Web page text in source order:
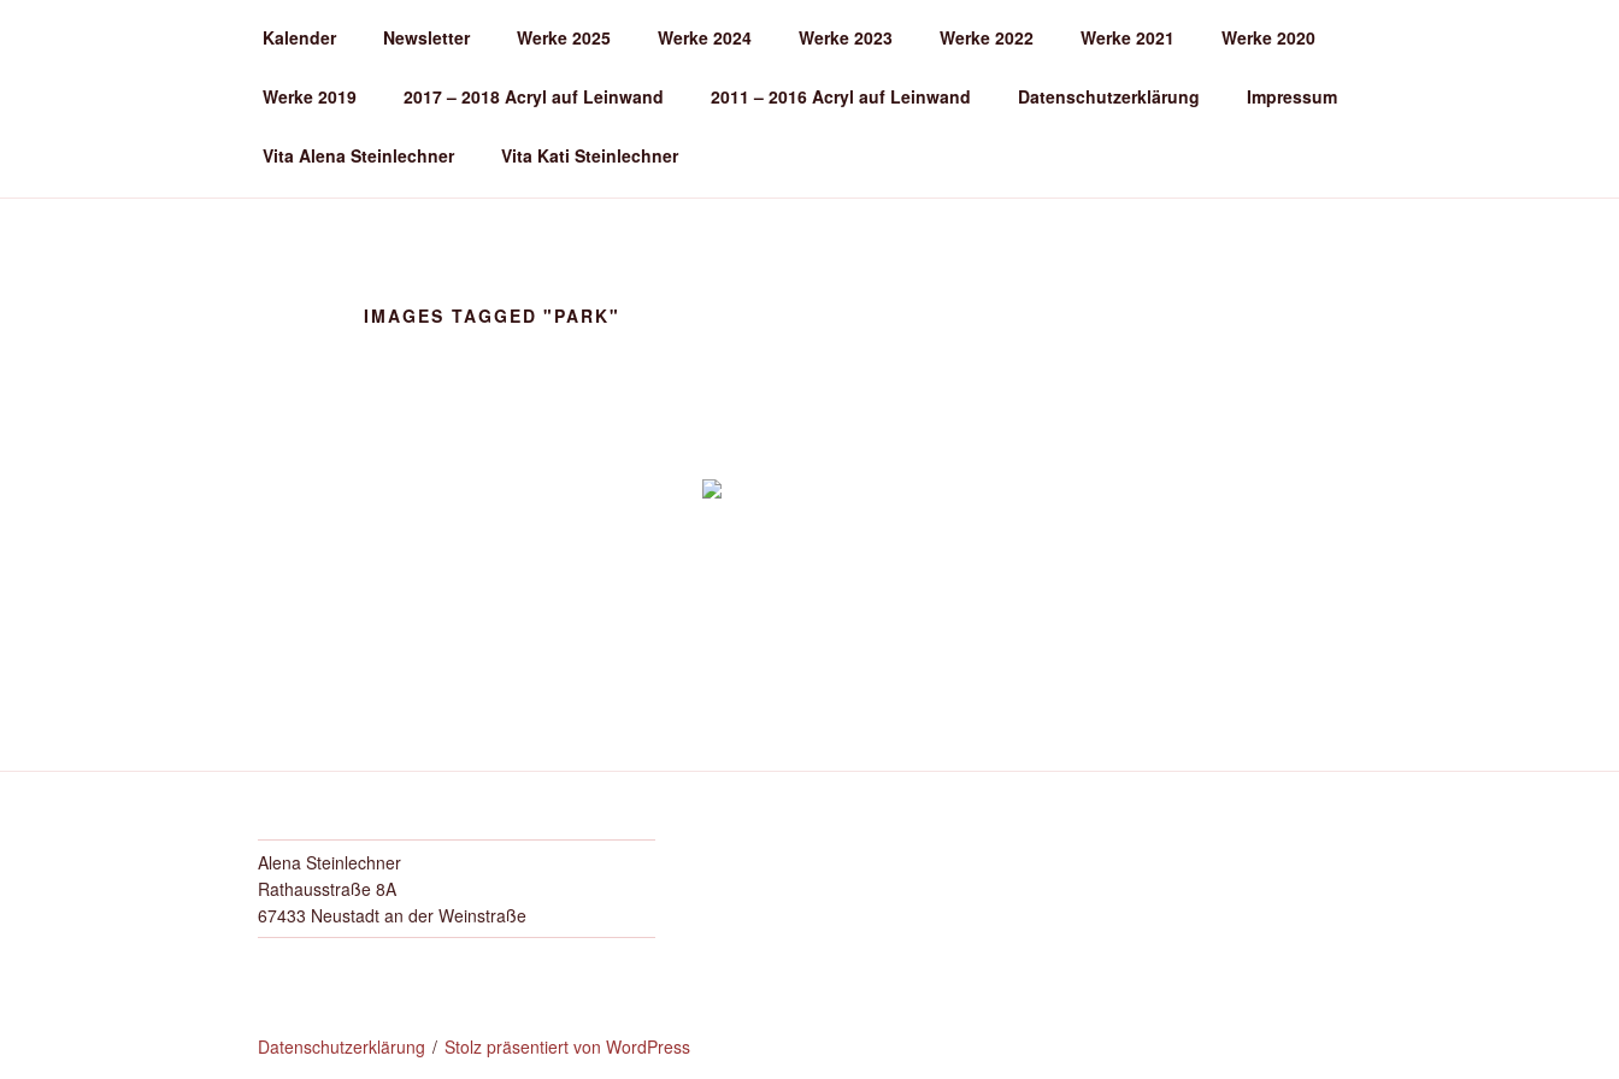
ALENA STEINLECHNER
Kalender Newsletter Werke 2025 Werke 2024 Werke 2023 Werke 2022 Werke 2021 Werke 2020
Werke 2019 2017 – 2018 Acryl auf Leinwand 2011 – 2016 Acryl auf Leinwand Datenschutzerklärung Impressum
Vita Alena Steinlechner Vita Kati Steinlechner
IMAGES TAGGED "PARK"
Alena Steinlechner
Rathausstraße 8A
67433 Neustadt an der Weinstraße
Datenschutzerklärung Stolz präsentiert von WordPress